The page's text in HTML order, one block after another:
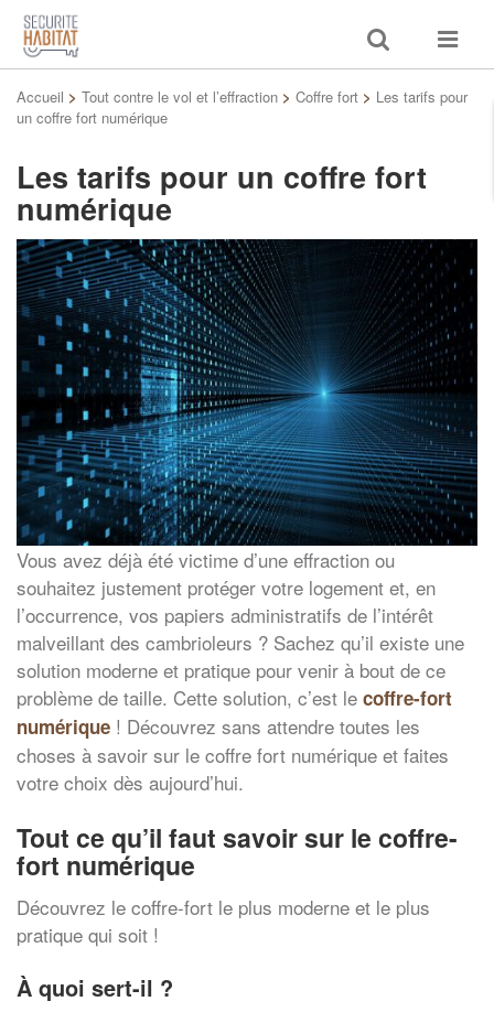
Toggle
search
Toggle
Accueil > Tout contre le vol et l’effraction > Coffre fort > Les tarifs pour
un coffre fort numérique
Les tarifs pour un coffre fort
numérique
Vous avez déjà été victime d’une effraction ou
souhaitez justement protéger votre logement et, en
l’occurrence, vos papiers administratifs de l’intérêt
malveillant des cambrioleurs ? Sachez qu’il existe une
solution moderne et pratique pour venir à bout de ce
problème de taille. Cette solution, c’est le coffre-fort
numérique ! Découvrez sans attendre toutes les
choses à savoir sur le coffre fort numérique et faites
votre choix dès aujourd’hui.
Tout ce qu’il faut savoir sur le coffre-
fort numérique
Découvrez le coffre-fort le plus moderne et le plus
pratique qui soit !
À quoi sert-il ?